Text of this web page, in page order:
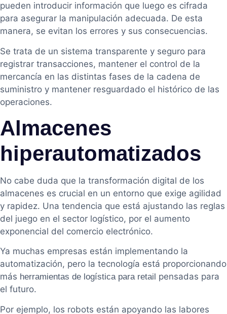
pueden introducir información que luego es cifrada
para asegurar la manipulación adecuada. De esta
manera, se evitan los errores y sus consecuencias.
Se trata de un sistema transparente y seguro para
registrar transacciones, mantener el control de la
mercancía en las distintas fases de la cadena de
suministro y mantener resguardado el histórico de las
operaciones.
Almacenes
hiperautomatizados
No cabe duda que la transformación digital de los
almacenes es crucial en un entorno que exige agilidad
y rapidez. Una tendencia que está ajustando las reglas
del juego en el sector logístico, por el aumento
exponencial del comercio electrónico.
Ya muchas empresas están implementando la
automatización, pero la tecnología está proporcionando
más herramientas de logística para retail pensadas para
el futuro.
Por ejemplo, los robots están apoyando las labores